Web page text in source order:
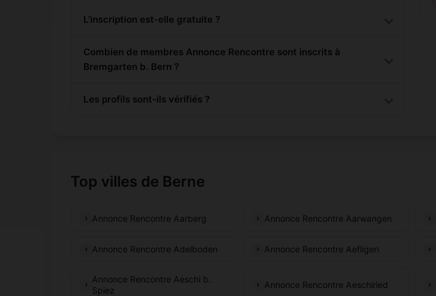
L'inscription est-elle gratuite ?
Combien de membres Annonce Rencontre sont inscrits à
Bremgarten b. Bern ?
Les profils sont-ils vérifiés ?
Top villes de Berne
Annonce Rencontre Aarberg Annonce Rencontre Aarwangen
Annonce Rencontre Adelboden Annonce Rencontre Aefligen
Annonce Rencontre Aeschi b.
Spiez
Annonce Rencontre Aeschiried